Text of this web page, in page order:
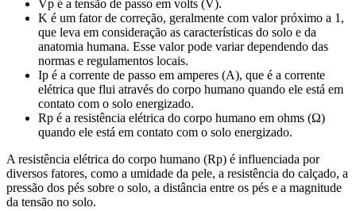
Vp é a tensão de passo em volts (V).
K é um fator de correção, geralmente com valor próximo a 1,
que leva em consideração as características do solo e da
anatomia humana. Esse valor pode variar dependendo das
normas e regulamentos locais.
Ip é a corrente de passo em amperes (A), que é a corrente
elétrica que flui através do corpo humano quando ele está em
contato com o solo energizado.
Rp é a resistência elétrica do corpo humano em ohms (Ω)
quando ele está em contato com o solo energizado.
A resistência elétrica do corpo humano (Rp) é influenciada por
diversos fatores, como a umidade da pele, a resistência do calçado, a
pressão dos pés sobre o solo, a distância entre os pés e a magnitude
da tensão no solo.